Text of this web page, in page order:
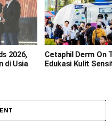
2026,
di Usia
Cetaphil Derm On
Edukasi Kulit